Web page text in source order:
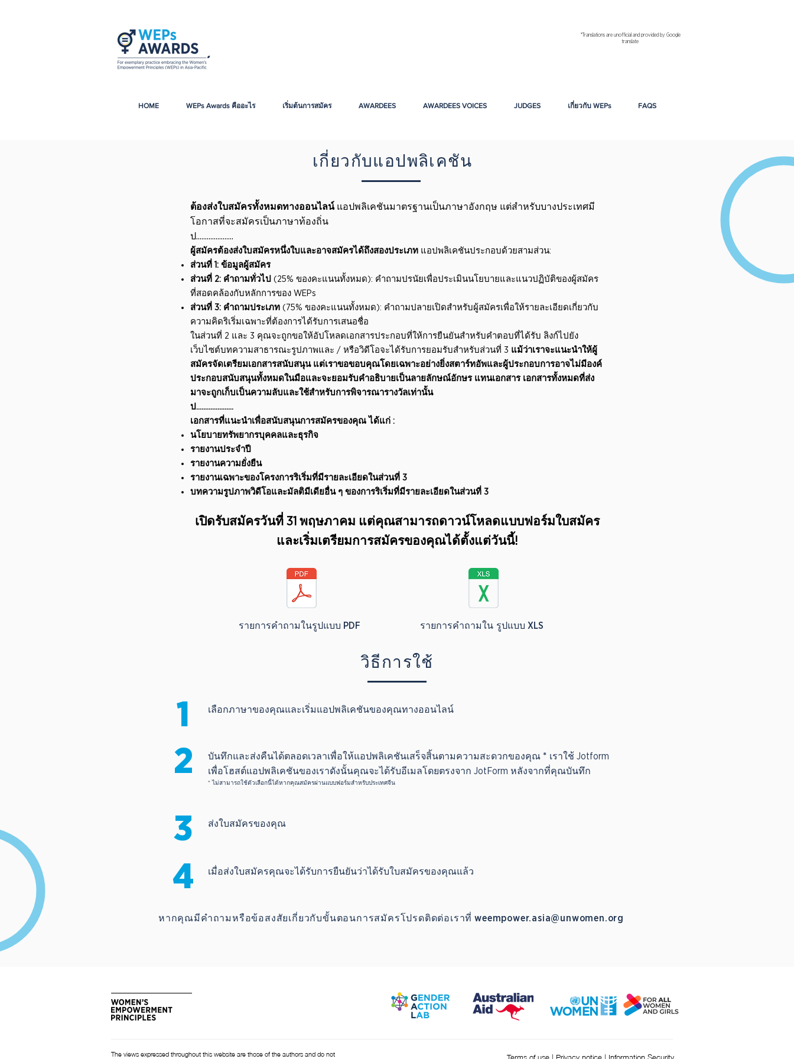
*Translations are unofficial and provided by Google
translate
HOME WEPs Awards คืออะไร เริ่มต้นการสมัคร AWARDEES AWARDEES VOICES JUDGES เกี่ยวกับ WEPs FAQS
เกี่ยวกับแอปพลิเคชัน
ต้องส่งใบสมัครทั้งหมดทางออนไลน์แอปพลิเคชันมาตรฐานเป็นภาษาอังกฤษ แต่สำหรับบางประเทศมี
โอกาสที่จะสมัครเป็นภาษาท้องถิ่น
ป.....................
ผู้สมัครต้องส่งใบสมัครหนึ่งใบและอาจสมัครได้ถึงสองประเภท แอปพลิเคชันประกอบด้วยสามส่วน:
ส่วนที่ 1: ข้อมูลผู้สมัคร
ส่วนที่ 2: คำถามทั่วไป (25% ของคะแนนทั้งหมด): คำถามปรนัยเพื่อประเมินนโยบายและแนวปฏิบัติของผู้สมัคร
ที่สอดคล้องกับหลักการของ WEPs
ส่วนที่ 3: คำถามประเภท (75% ของคะแนนทั้งหมด): คำถามปลายเปิดสำหรับผู้สมัครเพื่อให้รายละเอียดเกี่ยวกับ
ความคิดริเริ่มเฉพาะที่ต้องการได้รับการเสนอชื่อ
ในส่วนที่ 2 และ 3 คุณจะถูกขอให้อัปโหลดเอกสารประกอบที่ให้การยืนยันสำหรับคำตอบที่ได้รับ ลิงก์ไปยัง
เว็บไซต์บทความสาธารณะรูปภาพและ / หรือวิดีโอจะได้รับการยอมรับสำหรับส่วนที่ 3 แม้ว่าเราจะแนะนำให้ผู้
สมัครจัดเตรียมเอกสารสนับสนุน แต่เราขอขอบคุณโดยเฉพาะอย่างยิ่งสตาร์ทอัพและผู้ประกอบการอาจไม่มีองค์
ประกอบสนับสนุนทั้งหมดในมือและจะยอมรับคำอธิบายเป็นลายลักษณ์อักษร แทนเอกสาร เอกสารทั้งหมดที่ส่ง
มาจะถูกเก็บเป็นความลับและใช้สำหรับการพิจารณารางวัลเท่านั้น
ป.....................
เอกสารที่แนะนำเพื่อสนับสนุนการสมัครของคุณ ได้แก่ :
นโยบายทรัพยากรบุคคลและธุรกิจ
รายงานประจำปี
รายงานความยั่งยืน
รายงานเฉพาะของโครงการริเริ่มที่มีรายละเอียดในส่วนที่ 3
บทความรูปภาพวิดีโอและมัลติมีเดียอื่น ๆ ของการริเริ่มที่มีรายละเอียดในส่วนที่ 3
เปิดรับสมัครวันที่ 31 พฤษภาคม แต่คุณสามารถดาวน์โหลดแบบฟอร์มใบสมัคร
และเริ่มเตรียมการสมัครของคุณได้ตั้งแต่วันนี้!
รายการคำถามในรูปแบบ PDF รายการคำถามใน รูปแบบ XLS
วิธีการใช้
1 เลือกภาษาของคุณและเริ่มแอปพลิเคชันของคุณทางออนไลน์
2 บันทึกและส่งคืนได้ตลอดเวลาเพื่อให้แอปพลิเคชันเสร็จสิ้นตามความสะดวกของคุณ * เราใช้ Jotform
เพื่อโฮสต์แอปพลิเคชันของเราดังนั้นคุณจะได้รับอีเมลโดยตรงจาก JotForm หลังจากที่คุณบันทึก
* ไม่สามารถใช้ตัวเลือกนี้ได้หากคุณสมัครผ่านแบบฟอร์มสำหรับประเทศจีน
3 ส่งใบสมัครของคุณ
4 เมื่อส่งใบสมัครคุณจะได้รับการยืนยันว่าได้รับใบสมัครของคุณแล้ว
หากคุณมีคำถามหรือข้อสงสัยเกี่ยวกับขั้นตอนการสมัครโปรดติดต่อเราที่ weempower.asia@unwomen.org
The views expressed throughout this website are those of the authors and do not